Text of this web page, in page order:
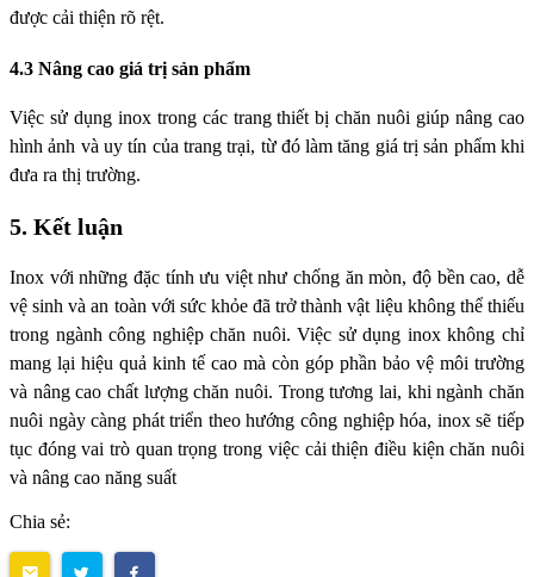
được cải thiện rõ rệt.
4.3 Nâng cao giá trị sản phẩm
Việc sử dụng inox trong các trang thiết bị chăn nuôi giúp nâng cao
hình ảnh và uy tín của trang trại, từ đó làm tăng giá trị sản phẩm khi
đưa ra thị trường.
5. Kết luận
Inox với những đặc tính ưu việt như chống ăn mòn, độ bền cao, dễ
vệ sinh và an toàn với sức khỏe đã trở thành vật liệu không thể thiếu
trong ngành công nghiệp chăn nuôi. Việc sử dụng inox không chỉ
mang lại hiệu quả kinh tế cao mà còn góp phần bảo vệ môi trường
và nâng cao chất lượng chăn nuôi. Trong tương lai, khi ngành chăn
nuôi ngày càng phát triển theo hướng công nghiệp hóa, inox sẽ tiếp
tục đóng vai trò quan trọng trong việc cải thiện điều kiện chăn nuôi
và nâng cao năng suất
Chia sẻ: